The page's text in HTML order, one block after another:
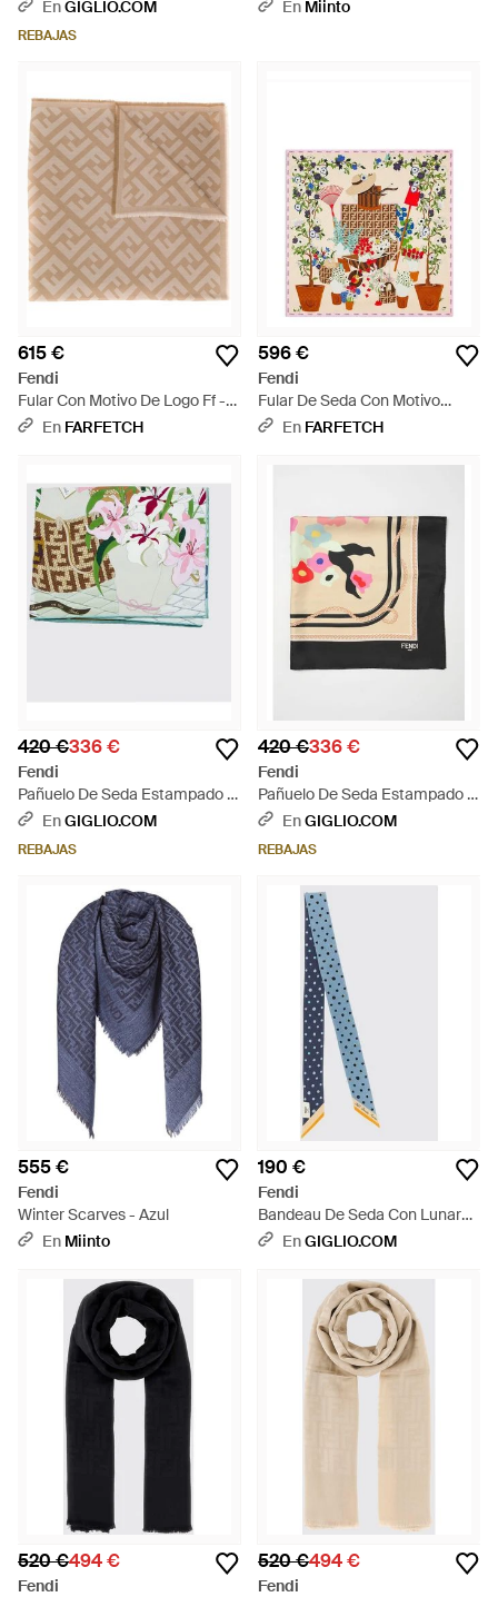
EnGIGLIO.COM
REBAJAS
En Miinto
615 €
Fendi
Fular Con Motivo De Logo Ff -
Neutro
En FARFETCH
596 €
Fendi
Fular De Seda Con Motivo
Floral - Blanco
En FARFETCH
420 €336 €
Fendi
Pañuelo De Seda Estampado -
GrisEnGIGLIO.COM
REBAJAS
420 €336 €
Fendi
Pañuelo De Seda Estampado -
Neutro
EnGIGLIO.COM
REBAJAS
555 €
Fendi
Winter Scarves - Azul
En Miinto
190 €
Fendi
Bandeau De Seda Con Lunares
Biselados - Azul
EnGIGLIO.COM
520 €494 €
Fendi
520 €494 €
Fendi